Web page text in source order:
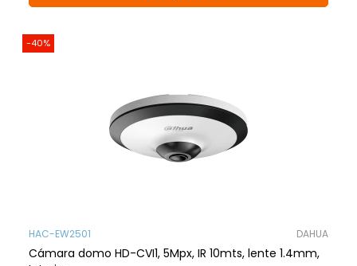
-40%
HAC-EW2501 DAHUA
Cámara domo HD-CVI1, 5Mpx, IR 10mts, lente 1.4mm,